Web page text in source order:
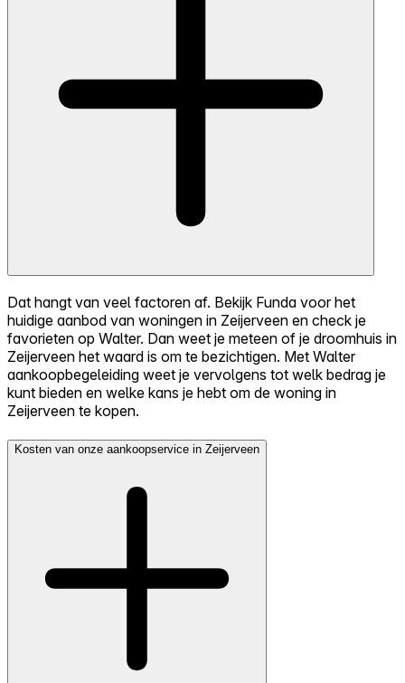
Dat hangt van veel factoren af. Bekijk Funda voor het
huidige aanbod van woningen in Zeijerveen en check je
favorieten op Walter. Dan weet je meteen of je droomhuis in
Zeijerveen het waard is om te bezichtigen. Met Walter
aankoopbegeleiding weet je vervolgens tot welk bedrag je
kunt bieden en welke kans je hebt om de woning in
Zeijerveen te kopen.
Kosten van onze aankoopservice in Zeijerveen